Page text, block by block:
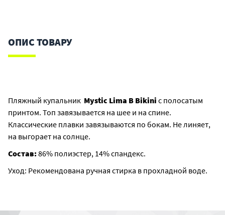
ОПИС ТОВАРУ
Пляжный купальник Mystic Lima B Bikini с полосатым
принтом. Топ завязывается на шее и на спине.
Классические плавки завязываются по бокам. Не линяет,
на выгорает на солнце.
Состав:86% полиэстер, 14% спандекс.
Уход: Рекомендована ручная стирка в прохладной воде.